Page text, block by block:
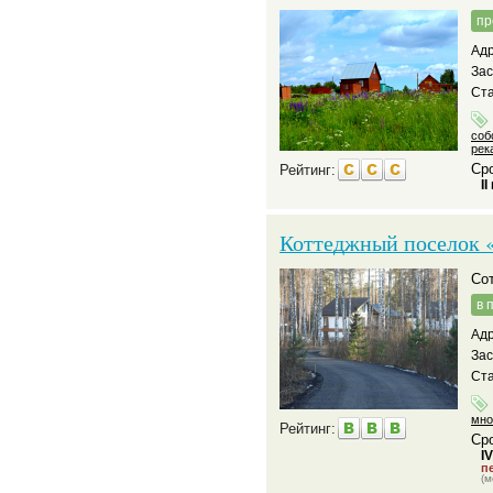
Рейтинг:
Коттеджный поселок
Рейтинг:
в